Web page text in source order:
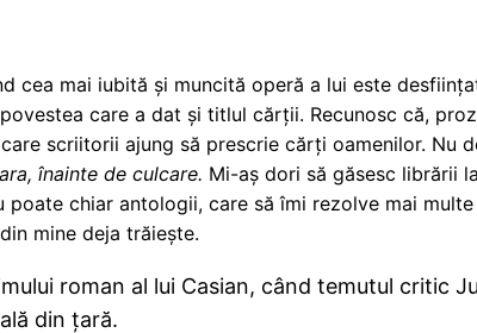
cea mai iubită și muncită operă a lui este
care a dat și titlul cărții. Recunosc că,
scriitorii ajung să prescrie cărți oamenilor. Nu
înainte de culcare. Mi-aș dori să găsesc librării
poate chiar antologii, care să îmi rezolve mai
mine deja trăiește.
roman al lui Casian, când temutul critic
din țară.